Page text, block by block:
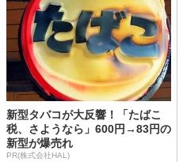
新型タバコが大反響！「たばこ
税、さようなら」600円→83円の
新型が爆売れ
PR(株式会社HAL)